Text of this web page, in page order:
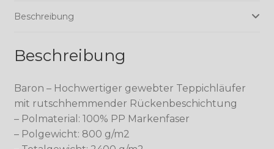
Beschreibung
Beschreibung
Baron – Hochwertiger gewebter Teppichläufer
mit rutschhemmender Rückenbeschichtung
– Polmaterial: 100% PP Markenfaser
– Polgewicht: 800 g/m2